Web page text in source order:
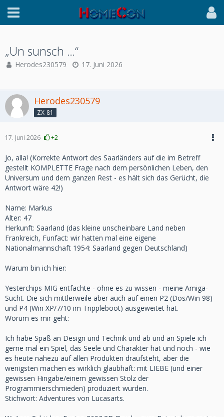
„Un sunsch …“
Herodes230579 17. Juni 2026
Herodes230579
ZX-81
17. Juni 2026 +2
Jo, alla! (Korrekte Antwort des Saarländers auf die im Betreff
gestellt KOMPLETTE Frage nach dem persönlichen Leben, den
Universum und dem ganzen Rest - es hält sich das Gerücht, die
Antwort wäre 42!)
Name: Markus
Alter: 47
Herkunft: Saarland (das kleine unscheinbare Land neben
Frankreich, Funfact: wir hatten mal eine eigene
Nationalmannschaft 1954: Saarland gegen Deutschland)
Warum bin ich hier:
Yesterchips MIG entfachte - ohne es zu wissen - meine Amiga-
Sucht. Die sich mittlerweile aber auch auf einen P2 (Dos/Win 98)
und P4 (Win XP/7/10 im Trippleboot) ausgeweitet hat.
Worum es mir geht:
Ich habe Spaß an Design und Technik und ab und an Spiele ich
gerne mal ein Spiel, das Seele und Charakter hat und noch - wie
es heute nahezu auf allen Produkten draufsteht, aber die
wenigsten machen es wirklich glaubhaft: mit LIEBE (und einer
gewissen Hingabe/einem gewissen Stolz der
Programmierschmieden) produziert wurden.
Stichwort: Adventures von Lucasarts.